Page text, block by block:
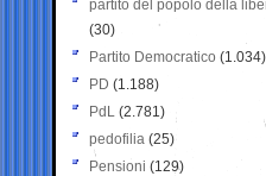
partito del popolo della
(30)
Partito Democratico (1.034)
PD (1.188)
PdL (2.781)
pedofilia (25)
Pensioni (129)